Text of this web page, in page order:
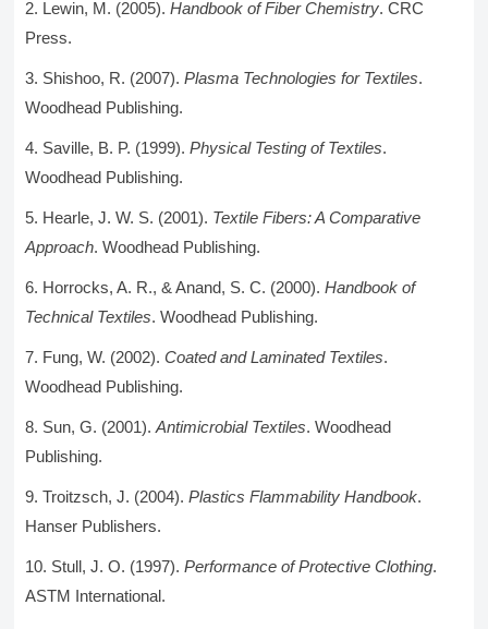
Lewin, M. (2005).Handbook of Fiber Chemistry. CRC
Press.
Shishoo, R. (2007).Plasma Technologies for Textiles.
Woodhead Publishing.
Saville, B. P. (1999).Physical Testing of Textiles.
Woodhead Publishing.
Hearle, J. W. S. (2001). Textile Fibers: A Comparative
Approach. Woodhead Publishing.
Horrocks, A. R., & Anand, S. C. (2000).Handbook of
Technical Textiles. Woodhead Publishing.
Fung, W. (2002).Coated and Laminated Textiles.
Woodhead Publishing.
Sun, G. (2001).Antimicrobial Textiles. Woodhead
Publishing.
Troitzsch, J. (2004).Plastics Flammability Handbook.
Hanser Publishers.
Stull, J. O. (1997).Performance of Protective Clothing.
ASTM International.